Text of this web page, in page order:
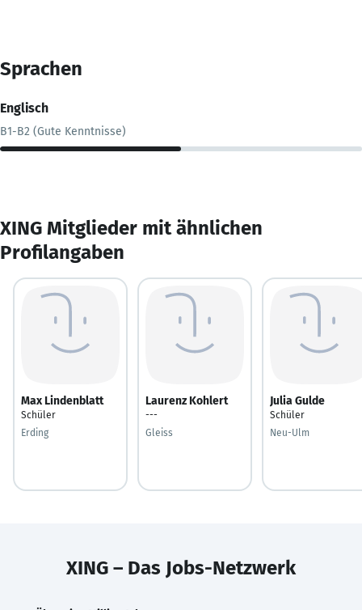
Sprachen
Englisch
B1-B2 (Gute Kenntnisse)
XING Mitglieder mit ähnlichen
Profilangaben
Max Lindenblatt
Schüler
Erding
Laurenz Kohlert
---
Gleiss
Julia Gulde
Schüler
Neu-Ulm
XING – Das Jobs-Netzwerk